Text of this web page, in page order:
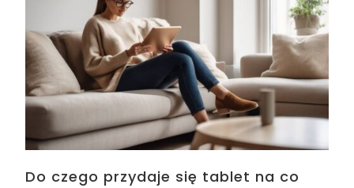
Do czego przydaje się tablet na co